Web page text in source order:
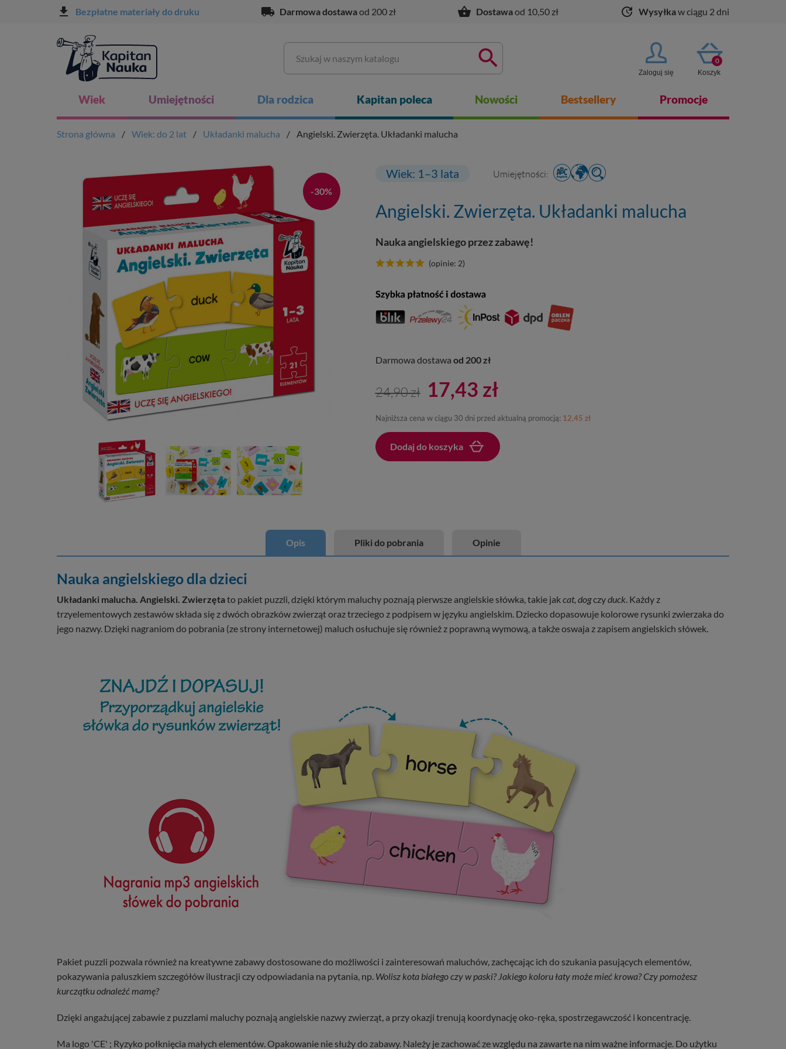
file_download Bezpłatne materiały do druku local_shipping Darmowa dostawaod 200 zł shopping_basket Dostawaod 10,50 zł update Wysyłkaw ciągu 2 dni

Zaloguj się
0
Koszyk
Wiek Umiejętności Dla rodzica Kapitan poleca Nowości Bestsellery Promocje
Strona główna Wiek: do 2 lat Układanki malucha Angielski. Zwierzęta. Układanki malucha
-30%
Wiek: 1–3 lata Umiejętności:
Angielski. Zwierzęta. Układanki malucha
Nauka angielskiego przez zabawę!
(opinie: 2)
Darmowa dostawa od 200 zł
24,90 zł 17,43 zł
Najniższa cena w ciągu 30 dni przed aktualną promocją: 12,45 zł
Dodaj do koszyka
Opis Pliki do pobrania Opinie
Nauka angielskiego dla dzieci
Układanki malucha. Angielski. Zwierzętato pakiet puzzli, dzięki którym maluchy poznają pierwsze angielskie słówka, takie jakcat, dogczyduck . Każdy z
trzyelementowych zestawów składa się z dwóch obrazków zwierząt oraz trzeciego z podpisem w języku angielskim. Dziecko dopasowuje kolorowe rysunki zwierzaka do
jego nazwy. Dzięki nagraniom do pobrania (ze strony internetowej) maluch osłuchuje się również z poprawną wymową, a także oswaja z zapisem angielskich słówek.
Pakiet puzzli pozwala również na kreatywne zabawy dostosowane do możliwości i zainteresowań maluchów, zachęcając ich do szukania pasujących elementów,
pokazywania paluszkiem szczegółów ilustracji czy odpowiadania na pytania, np. Wolisz kota białego czy w paski? Jakiego koloru łaty może mieć krowa? Czy pomożesz
kurczątku odnaleźć mamę?
Dzięki angażującej zabawie z puzzlami maluchy poznają angielskie nazwy zwierząt, a przy okazji trenują koordynację oko-ręka, spostrzegawczość i koncentrację.
Ma logo 'CE' ; Ryzyko połknięcia małych elementów. Opakowanie nie służy do zabawy. Należy je zachować ze względu na zawarte na nim ważne informacje. Do użytku